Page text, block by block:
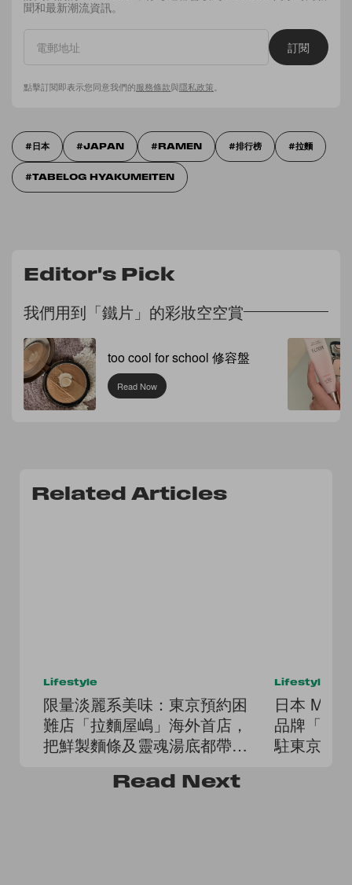
聞和最新潮流資訊。
訂閱
點擊訂閱即表示您同意我們的服務條款與隱私政策
日本 JAPAN RAMEN 排行榜 拉麵
TABELOG HYAKUMEITEN
Editor's Pick
我們用到「鐵片」的彩妝空空賞
too cool for school 修容盤
Read Now
Related Articles
Lifestyle
限量淡麗系美味：東京預約困
難店「拉麵屋嶋」海外首店，
把鮮製麵條及靈魂湯底都帶來
Lifestyle
日本
品牌「
駐東京銀
Read Next